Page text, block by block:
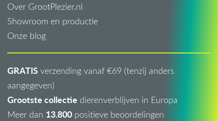
Over GrootPlezier.nl
Showroom en productie
Onze blog
GRATIS verzending vanaf €69 (tenzij anders
aangegeven)
Grootste collectie dierenverblijven in Europa
Meer dan 13.800 positieve beoordelingen